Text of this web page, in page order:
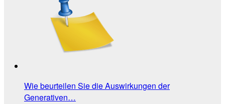
Wie beurteilen Sie die Auswirkungen der
Generativen…